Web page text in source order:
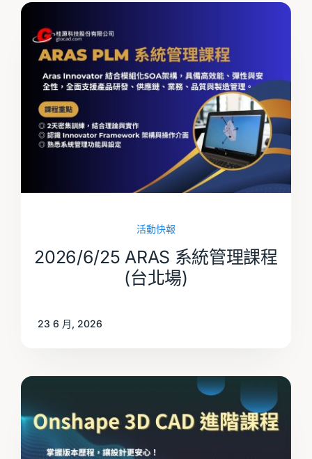
活動快報
2026/6/25 ARAS 系統管理課程
(台北場)
23 6 月, 2026